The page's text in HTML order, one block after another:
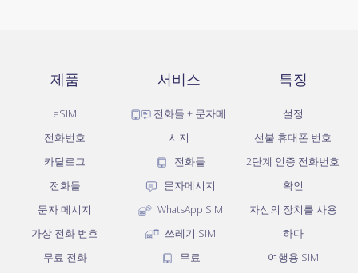
제품
eSIM
전화번호
카탈로그
전화들
문자 메시지
가상 전화 번호
무료 전화
서비스
전화들 + 문자메
시지
전화들
문자메시지
WhatsApp SIM
쓰레기 SIM
무료
특징
설정
선불 휴대폰 번호
2단계 인증 전화번호
확인
자신의 장치를 사용
하다
여행용 SIM